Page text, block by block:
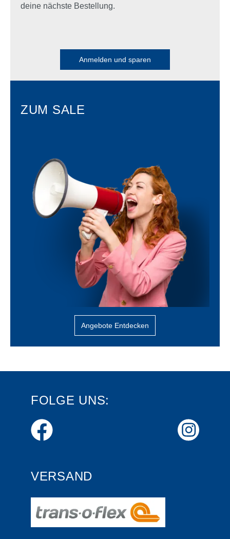
deine nächste Bestellung.
Anmelden und sparen
ZUM SALE
Angebote Entdecken
FOLGE UNS:
VERSAND